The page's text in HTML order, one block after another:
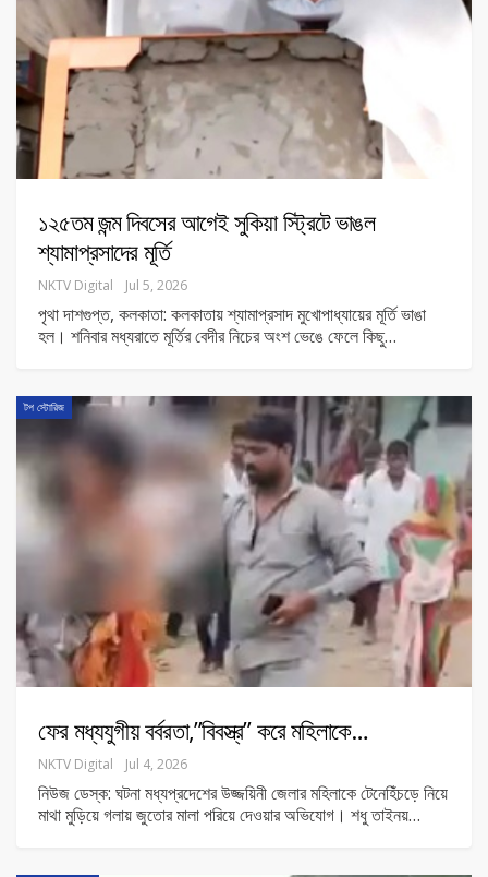
১২৫তম জন্ম দিবসের আগেই সুকিয়া স্ট্রিটে ভাঙল
শ্যামাপ্রসাদের মূর্তি
NKTV Digital Jul 5, 2026
পৃথা দাশগুপ্ত, কলকাতা: কলকাতায় শ্যামাপ্রসাদ মুখোপাধ্যায়ের মূর্তি ভাঙা
হল। শনিবার মধ্যরাতে মূর্তির বেদীর নিচের অংশ ভেঙে ফেলে কিছু…
টপ স্টোরিজ
ফের মধ্যযুগীয় বর্বরতা,”বিবস্ত্র” করে মহিলাকে…
NKTV Digital Jul 4, 2026
নিউজ ডেস্ক: ঘটনা মধ্যপ্রদেশের উজ্জয়িনী জেলার মহিলাকে টেনেহিঁচড়ে নিয়ে
মাথা মুড়িয়ে গলায় জুতোর মালা পরিয়ে দেওয়ার অভিযোগ। শধু তাইনয়…